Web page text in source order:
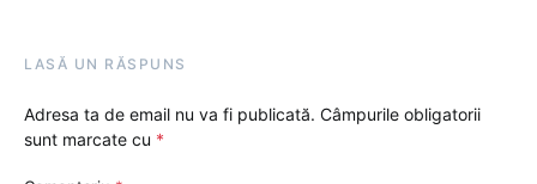
LASĂ UN RĂSPUNS
Adresa ta de email nu va fi publicată. Câmpurile obligatorii
sunt marcate cu *